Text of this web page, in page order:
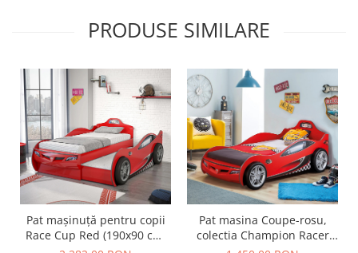
PRODUSE SIMILARE
Pat mașinuță pentru copii
Race Cup Red (190x90 cm)
Pat masina Coupe-rosu,
colectia Champion Racer